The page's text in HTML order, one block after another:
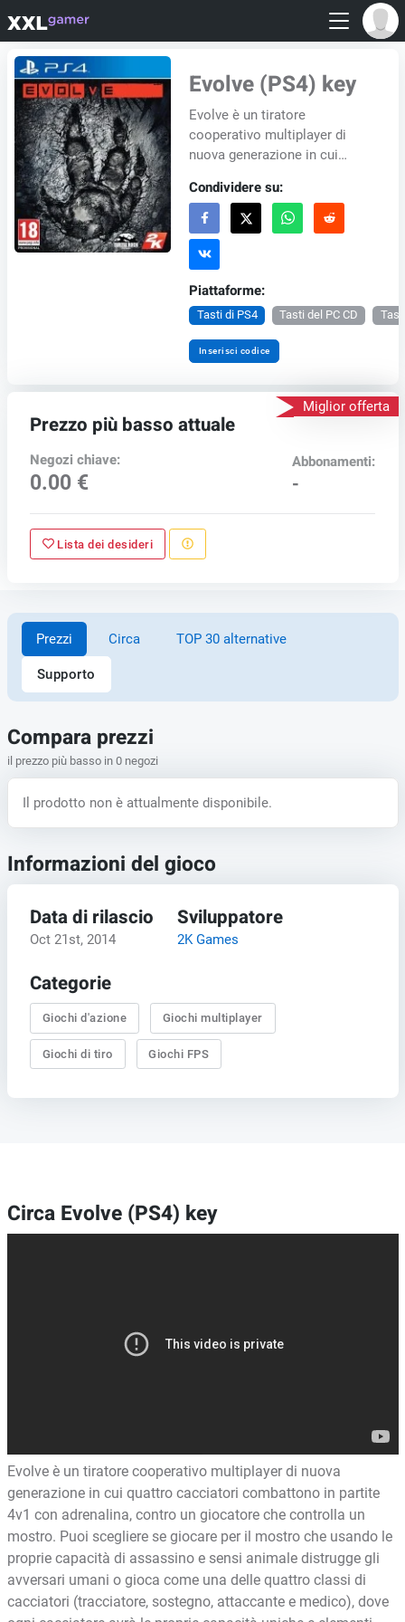
Evolve (PS4) key
Evolve è un tiratore
cooperativo multiplayer di
nuova generazione in cui
combattono in partite 4v1 con
adrenalina, contro un giocat...
Condividere su:
Piattaforme:
Tasti di PS4 Tasti del PC CD
Inserisci codice
Miglior offerta
Prezzo più basso attuale
Negozi chiave:
0.00 €
Abbonamenti:
-
Lista dei desideri
Prezzi Circa TOP 30 alternative
Supporto
Compara prezzi
il prezzo più basso in 0 negozi
Il prodotto non è attualmente disponibile.
Informazioni del gioco
Data di rilascio
Oct 21st, 2014
Sviluppatore
2K Games
Categorie
Giochi d'azione Giochi multiplayer
Giochi di tiro Giochi FPS
Circa Evolve (PS4) key
Evolve è un tiratore cooperativo multiplayer di nuova
generazione in cui quattro cacciatori combattono in partite
4v1 con adrenalina, contro un giocatore che controlla un
mostro. Puoi scegliere se giocare per il mostro che usando le
proprie capacità di assassino e sensi animale distrugge gli
avversari umani o gioca come una delle quattro classi di
cacciatori (tracciatore, sostegno, attaccante e medico), dove